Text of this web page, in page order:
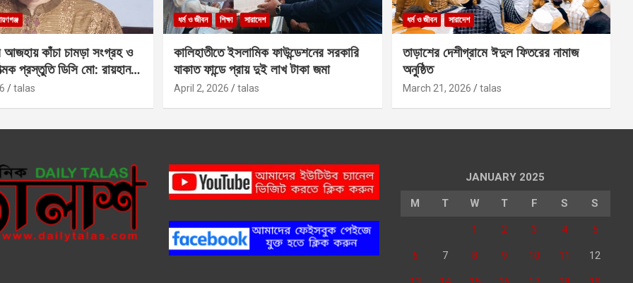
কাঁচা চামড়া সংগ্রহ ও
প্রস্তুতি ডিসি মো: রায়হান
talas
ধর্ম ও জীবন শিক্ষা সারাদেশ
কালিহাতীতে ইসলামিক ফাউন্ডেশনের সরকারি
যাকাত ফান্ডে প্রায় দুই লাখ টাকা জমা
April 2, 2026 talas
ধর্ম ও জীবন সারাদেশ
তাড়াশের দেশীগ্রামে ঈদুল ফিতরের নামাজ
অনুষ্ঠিত
March 21, 2026 talas
JANUARY 2025
M T W T F S S
1 2 3 4 5
6 7 8 9 10 11 12